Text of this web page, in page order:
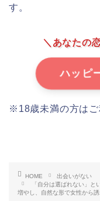
す。
＼あなたの
ハッピ
※18歳未満の方はご
HOME
出会いがない
「自分は選ばれない」
増やし、自然な形で女性から